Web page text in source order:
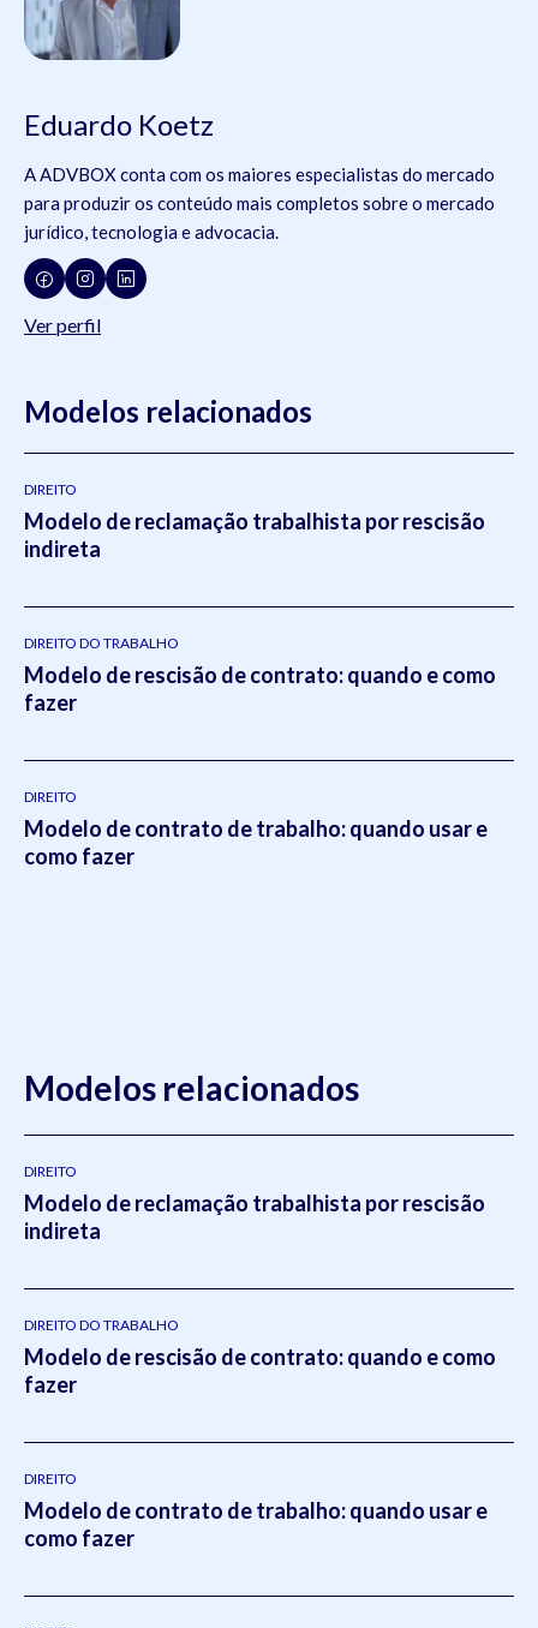
Eduardo Koetz
A ADVBOX conta com os maiores especialistas do mercado
para produzir os conteúdo mais completos sobre o mercado
jurídico, tecnologia e advocacia.
Ver perfil
Modelos relacionados
DIREITO
Modelo de reclamação trabalhista por rescisão
indireta
DIREITO DO TRABALHO
Modelo de rescisão de contrato: quando e como
fazer
DIREITO
Modelo de contrato de trabalho: quando usar e
como fazer
Modelos relacionados
DIREITO
Modelo de reclamação trabalhista por rescisão
indireta
DIREITO DO TRABALHO
Modelo de rescisão de contrato: quando e como
fazer
DIREITO
Modelo de contrato de trabalho: quando usar e
como fazer